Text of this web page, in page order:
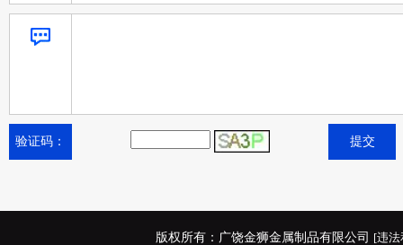
验证码：
版权所有：广饶金狮金属制品有限公司 [违